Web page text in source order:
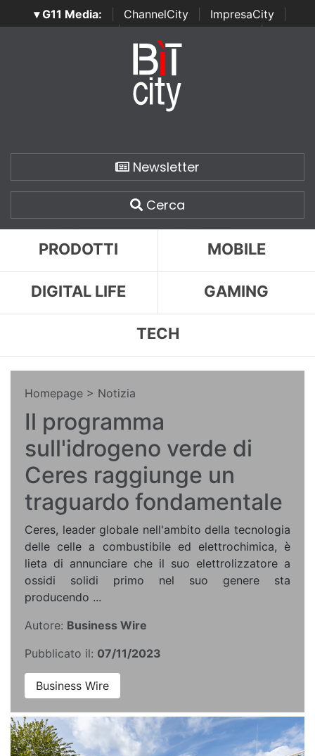
▾ G11 Media: ChannelCity ImpresaCity
SecurityOpenLab | Italian Channel Awards | Italian
Italian Security Awards
Newsletter
Cerca
PRODOTTI MOBILE
DIGITAL LIFE GAMING
TECH
Homepage > Notizia
Il programma
sull'idrogeno verde di
Ceres raggiunge un
traguardo fondamentale
Ceres, leader globale nell'ambito della tecnologia
delle celle a combustibile ed elettrochimica, è
lieta di annunciare che il suo elettrolizzatore a
ossidi solidi primo nel suo genere sta
producendo ...
Autore: Business Wire
Pubblicato il: 07/11/2023
Business Wire